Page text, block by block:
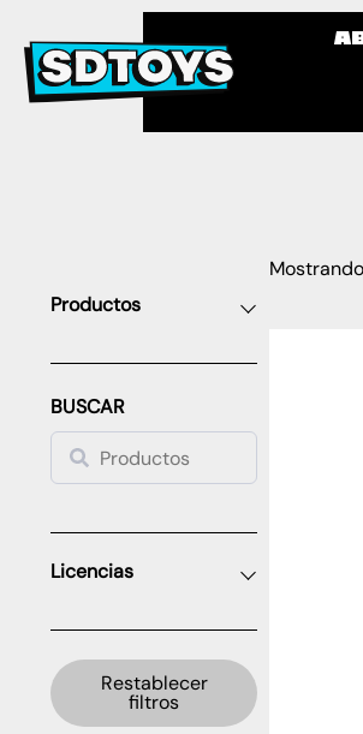
Productos
BUSCAR
Licencias
Restablecer
filtros